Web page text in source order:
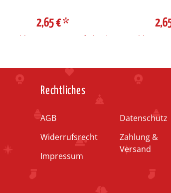
2,65 €*
Auswahl Steuerzone / Lieferland Auswahl
Rechtliches
AGB
Widerrufsrecht
Impressum
Datenschutz
Zahlung &
Versand